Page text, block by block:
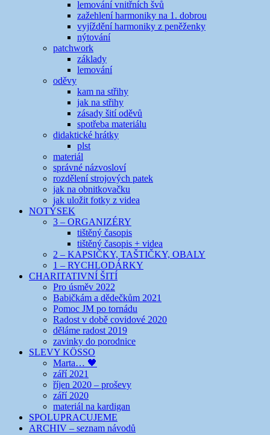
lemování vnitřních švů
zažehlení harmoniky na 1. dobrou
vyjíždění harmoniky z peněženky
nýtování
patchwork
základy
lemování
oděvy
kam na střihy
jak na střihy
zásady šití oděvů
spotřeba materiálu
didaktické hrátky
plst
materiál
správné názvosloví
rozdělení strojových patek
jak na obnitkovačku
jak uložit fotky z videa
NOTÝSEK
3 – ORGANIZÉRY
tištěný časopis
tištěný časopis + videa
2 – KAPSIČKY, TAŠTIČKY, OBALY
1 – RYCHLODÁRKY
CHARITATIVNÍ ŠITÍ
Pro úsměv 2022
Babičkám a dědečkům 2021
Pomoc JM po tornádu
Radost v době covidové 2020
děláme radost 2019
zavinky do porodnice
SLEVY KÖSSO
Marta… 🖤
září 2021
říjen 2020 – proševy
září 2020
materiál na kardigan
SPOLUPRACUJEME
ARCHIV – seznam návodů